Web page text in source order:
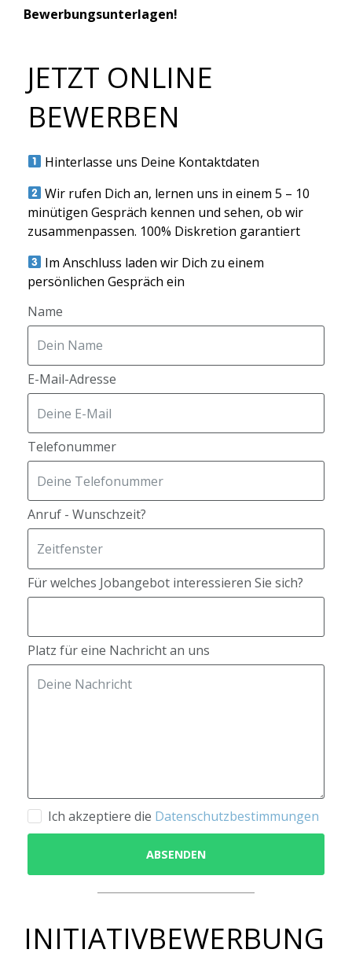
Bewerbungsunterlagen!
JETZT ONLINE
BEWERBEN
Hinterlasse uns Deine Kontaktdaten
Wir rufen Dich an, lernen uns in einem 5 – 10
minütigen Gespräch kennen und sehen, ob wir
zusammenpassen. 100% Diskretion garantiert
Im Anschluss laden wir Dich zu einem
persönlichen Gespräch ein
Name
E-Mail-Adresse
Telefonummer
Anruf - Wunschzeit?
Für welches Jobangebot interessieren Sie sich?
Platz für eine Nachricht an uns
Ich akzeptiere die Datenschutzbestimmungen
ABSENDEN
INITIATIVBEWERBUNG